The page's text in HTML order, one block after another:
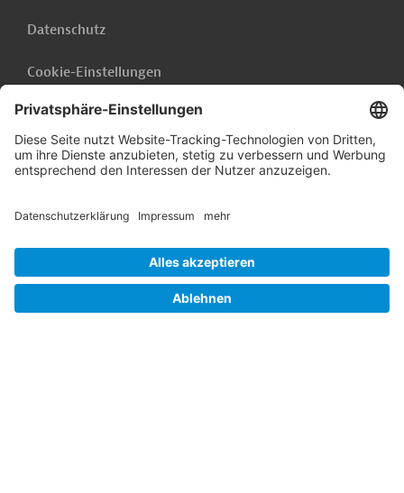
Datenschutz
Cookie-Einstellungen
Barrierefreiheit
Hinweisgebersystem